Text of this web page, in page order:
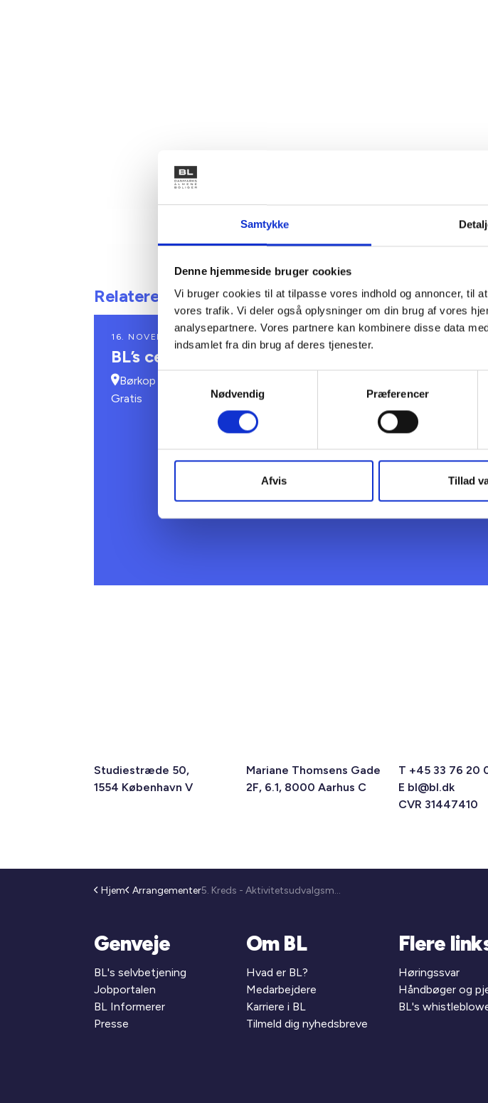
Samtykke
Denne hjemmeside bruger cookies
Vi bruger cookies til at tilpasse vores indhold og annoncer, til
vores trafik. Vi deler også oplysninger om din brug af vores
analysepartnere. Vores partnere kan kombinere disse data
indsamlet fra din brug af deres tjenester.
Nødvendig
Præferencer
Afvis Tillad
Relaterede arrangementer
16. NOVEMBER 2026
BL’s centrale kursus- og konferenceudvalg
Børkop
Gratis
Studiestræde 50,
1554 København V
Mariane Thomsens Gade
2F, 6.1, 8000 Aarhus C
T +45 33 76 20
E bl@bl.dk
CVR 31447410
Hjem Arrangementer 5. Kreds - Aktivitetsudvalgsmøde (25-245)
Genveje
BL's selvbetjening
Jobportalen
BL Informerer
Presse
Om BL
Hvad er BL?
Medarbejdere
Karriere i BL
Tilmeld dig nyhedsbreve
Flere
Høringssvar
Håndbøger og
BL's